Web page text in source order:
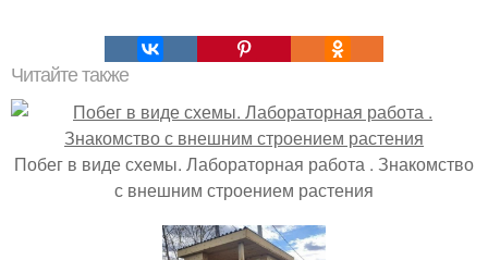
Читайте также
Побег в виде схемы. Лабораторная работа . Знакомство
с внешним строением растения